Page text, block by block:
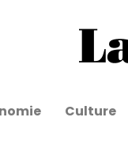
Culture